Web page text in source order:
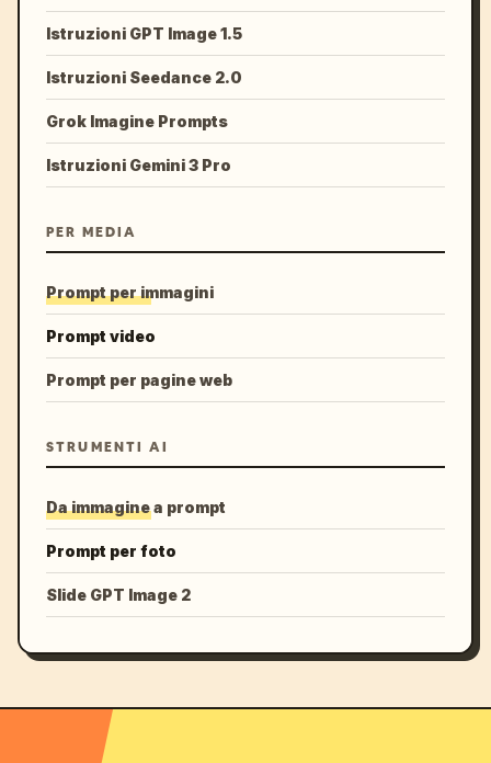
Istruzioni GPT Image 1.5
Istruzioni Seedance 2.0
Grok Imagine Prompts
Istruzioni Gemini 3 Pro
PER MEDIA
Prompt per immagini
Prompt video
Prompt per pagine web
STRUMENTI AI
Da immagine a prompt
Prompt per foto
Slide GPT Image 2